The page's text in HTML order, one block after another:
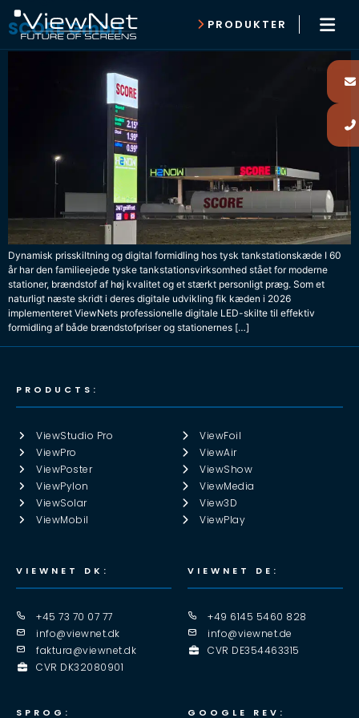
PRODUKTER
SCORE GmbH
Dynamisk prisskiltning og digital formidling hos tysk tankstationskæde I 60
år har den familieejede tyske tankstationsvirksomhed stået for moderne
stationer, brændstof af høj kvalitet og et stærkt personligt præg. Som et
naturligt næste skridt i deres digitale udvikling fik kæden i 2026
implementeret ViewNets professionelle digitale LED-skilte til effektiv
formidling af både brændstofpriser og stationernes […]
PRODUCTS:
ViewStudio Pro
ViewPro
ViewPoster
ViewPylon
ViewSolar
ViewMobil
ViewFoil
ViewAir
ViewShow
ViewMedia
View3D
ViewPlay
VIEWNET DK:
+45 73 70 07 77
info@viewnet.dk
faktura@viewnet.dk
CVR DK32080901
SPROG:
VIEWNET DE:
+49 6145 5460 828
info@viewnet.de
CVR DE354463315
GOOGLE REV: